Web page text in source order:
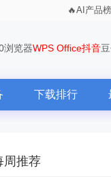
AI产品榜
浏览器WPS Office抖音
下载排行
周推荐